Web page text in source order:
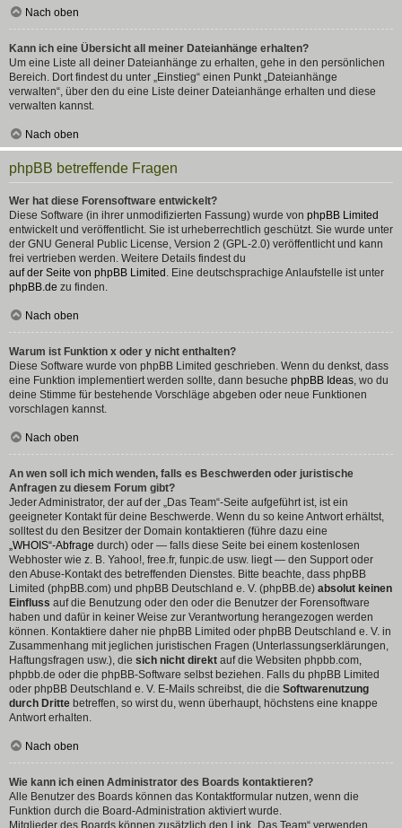
Nach oben
Kann ich eine Übersicht all meiner Dateianhänge erhalten?
Um eine Liste all deiner Dateianhänge zu erhalten, gehe in den persönlichen
Bereich. Dort findest du unter „Einstieg“ einen Punkt „Dateianhänge
verwalten“, über den du eine Liste deiner Dateianhänge erhalten und diese
verwalten kannst.
Nach oben
phpBB betreffende Fragen
Wer hat diese Forensoftware entwickelt?
Diese Software (in ihrer unmodifizierten Fassung) wurde von phpBB Limited
entwickelt und veröffentlicht. Sie ist urheberrechtlich geschützt. Sie wurde unter
der GNU General Public License, Version 2 (GPL-2.0) veröffentlicht und kann
frei vertrieben werden. Weitere Details findest du
auf der Seite von phpBB Limited . Eine deutschsprachige Anlaufstelle ist unter
phpBB.de zu finden.
Nach oben
Warum ist Funktion x oder y nicht enthalten?
Diese Software wurde von phpBB Limited geschrieben. Wenn du denkst, dass
eine Funktion implementiert werden sollte, dann besuche phpBB Ideas, wo du
deine Stimme für bestehende Vorschläge abgeben oder neue Funktionen
vorschlagen kannst.
Nach oben
An wen soll ich mich wenden, falls es Beschwerden oder juristische
Anfragen zu diesem Forum gibt?
Jeder Administrator, der auf der „Das Team“-Seite aufgeführt ist, ist ein
geeigneter Kontakt für deine Beschwerde. Wenn du so keine Antwort erhältst,
solltest du den Besitzer der Domain kontaktieren (führe dazu eine
„WHOIS“-Abfrage durch) oder — falls diese Seite bei einem kostenlosen
Webhoster wie z. B. Yahoo!, free.fr, funpic.de usw. liegt — den Support oder
den Abuse-Kontakt des betreffenden Dienstes. Bitte beachte, dass phpBB
Limited (phpBB.com) und phpBB Deutschland e. V. (phpBB.de) absolut keinen
Einfluss auf die Benutzung oder den oder die Benutzer der Forensoftware
haben und dafür in keiner Weise zur Verantwortung herangezogen werden
können. Kontaktiere daher nie phpBB Limited oder phpBB Deutschland e. V. in
Zusammenhang mit jeglichen juristischen Fragen (Unterlassungserklärungen,
Haftungsfragen usw.), die sich nicht direkt auf die Websiten phpbb.com,
phpbb.de oder die phpBB-Software selbst beziehen. Falls du phpBB Limited
oder phpBB Deutschland e. V. E-Mails schreibst, die die Softwarenutzung
durch Dritte betreffen, so wirst du, wenn überhaupt, höchstens eine knappe
Antwort erhalten.
Nach oben
Wie kann ich einen Administrator des Boards kontaktieren?
Alle Benutzer des Boards können das Kontaktformular nutzen, wenn die
Funktion durch die Board-Administration aktiviert wurde.
Mitglieder des Boards können zusätzlich den Link „Das Team“ verwenden.